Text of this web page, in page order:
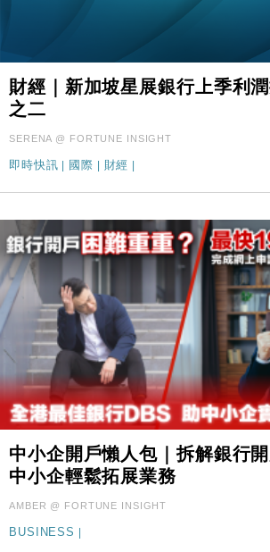
財經｜本港6月零售額連升14個
16:33
財經｜滙控重啟最多10億美元回
50%
司
11:30
財經｜精星香港夥菜鳥拓全球智
14:50
東京半島
13:12
國際｜特朗普赴洛杉磯高球場活
12:30
財經｜香港7月PMI回落至51 企
財經｜黑石傳再籌逾360億美元
Google晶片
10:57
財經｜美商務部擬擴大金屬關稅
25%
定高消費客群
17:40
財經｜本港6月零售額連升14個
最強
16:33
財經｜滙控重啟最多10億美元回
財經｜新加坡星展銀行上季利
之二
SERENA @ FORTUNE INSIGHT
即時快訊 國際 財經
中小企開戶懶人包｜拆解銀行
中小企輕鬆拓展業務
AMBER @ FORTUNE INSIGHT
BUSINESS |